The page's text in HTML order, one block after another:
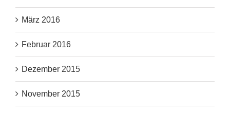
März 2016
Februar 2016
Dezember 2015
November 2015